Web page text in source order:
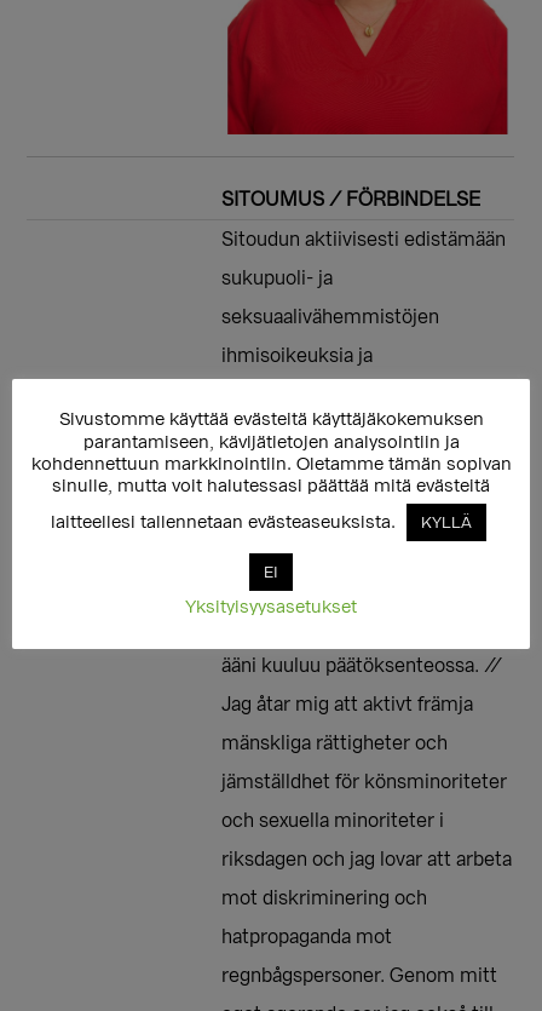
SITOUMUS / FÖRBINDELSE
Sitoudun aktiivisesti edistämään
sukupuoli- ja
seksuaalivähemmistöjen
ihmisoikeuksia ja
ja lupaan työskennellä
sateenkaari-ihmisiin kohdistuvaa
syrjintää ja vihapuhetta vastaan.
Varmistan myös omalla
toiminnallani, että sukupuoli- ja
ääni kuuluu päätöksenteossa. //
Jag åtar mig att aktivt främja
mänskliga rättigheter och
jämställdhet för könsminoriteter
och sexuella minoriteter i
riksdagen och jag lovar att arbeta
mot diskriminering och
hatpropaganda mot
regnbågspersoner. Genom mitt
Sivustomme käyttää evästeitä käyttäjäkokemuksen
parantamiseen, kävijätietojen analysointiin ja
kohdennettuun markkinointiin. Oletamme tämän sopivan
sinulle, mutta voit halutessasi päättää mitä evästeitä
laitteellesi tallennetaan evästeaseuksista.
KYLLÄ
EI
Yksityisyysasetukset